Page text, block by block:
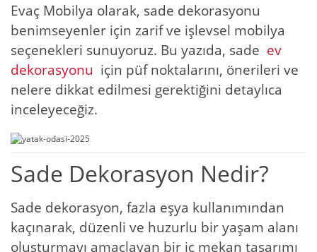
Evaç Mobilya olarak, sade dekorasyonu
benimseyenler için zarif ve işlevsel mobilya
seçenekleri sunuyoruz. Bu yazıda, sade ev
dekorasyonu için püf noktalarını, önerileri ve
nelere dikkat edilmesi gerektiğini detaylıca
inceleyeceğiz.
Sade Dekorasyon Nedir?
Sade dekorasyon, fazla eşya kullanımından
kaçınarak, düzenli ve huzurlu bir yaşam alanı
oluşturmayı amaçlayan bir iç mekan tasarımı